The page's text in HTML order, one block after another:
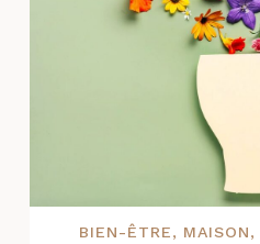
BIEN-ÊTRE, MAISON,